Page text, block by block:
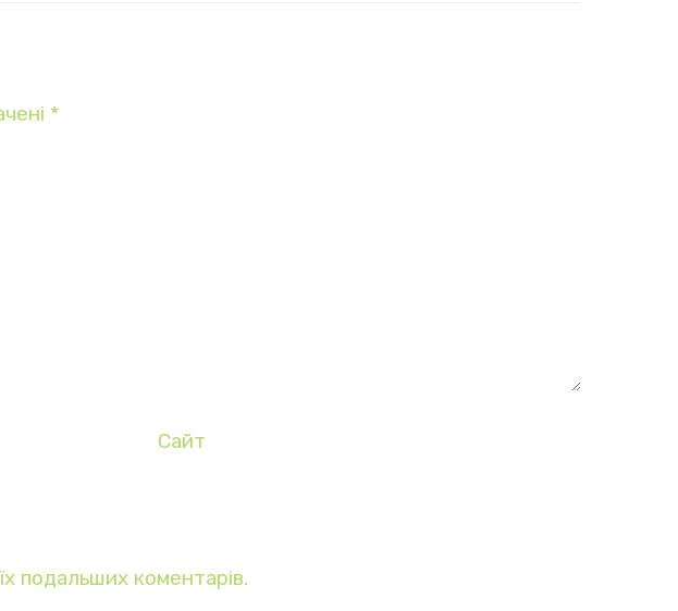
*
Сайт
подальших коментарів.